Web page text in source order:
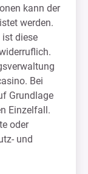
kann der
werden.
diese
. Bei
Grundlage
Einzelfall.
oder
und